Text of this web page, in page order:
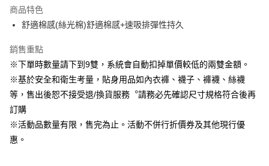
悠遊付
Google Pay
全盈+PAY
ATM付款
宅配
商品特色
舒適棉感(絲光棉)舒適棉感+速吸排彈性持久
銷售重點
※下單時數量請下到9雙，系統會自動扣掉單價較低的兩雙金額。
※基於安全和衛生考量，貼身用品如內衣褲、襪子、褲襪、絲襪
等，售出後恕不接受退/換貨服務︒請務必先確認尺寸規格符合後再
訂購
※活動品數量有限，售完為止。活動不併行折價券及其他現行優
惠。